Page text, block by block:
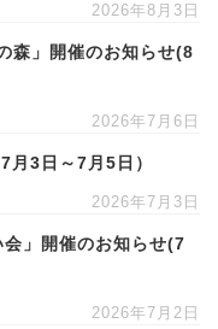
2026年8月3日
森」開催のお知らせ(8
2026年7月6日
月3日～7月5日）
2026年7月3日
会」開催のお知らせ(7
2026年7月2日